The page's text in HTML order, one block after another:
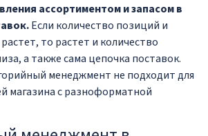
ассортиментом и запасом в
Если количество позиций и
то растет и количество
а также сама цепочка поставок.
менеджмент не подходит для
магазина с разноформатной